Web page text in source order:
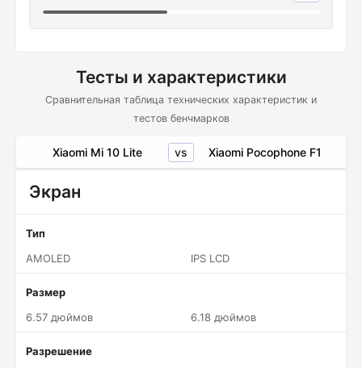
Тесты и характеристики
Сравнительная таблица технических характеристик и
тестов бенчмарков
Xiaomi Mi 10 Lite vs Xiaomi Pocophone F1
Экран
Тип
AMOLED
IPS LCD
Размер
6.57 дюймов
6.18 дюймов
Разрешение